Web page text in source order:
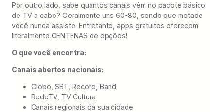
Por outro lado, sabe quantos canais vêm no pacote básico
de TV a cabo? Geralmente uns 60-80, sendo que metade
você nunca assiste. Entretanto, apps gratuitos oferecem
literalmente CENTENAS de opções!
O que você encontra:
Canais abertos nacionais:
Globo, SBT, Record, Band
RedeTV, TV Cultura
Canais regionais da sua cidade